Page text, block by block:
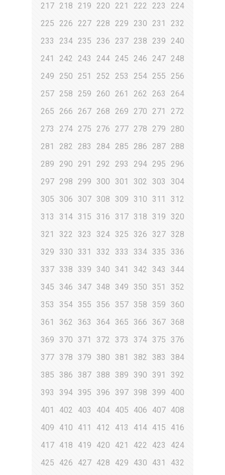
217 218 219 220 221 222 223
224
225
226 227 228 229 230 231
232
233
234 235 236 237 238 239
240
241
242 243 244 245 246 247 248
249
250 251 252 253 254 255
256
257 258 259 260 261 262 263
264
265
266 267 268 269 270 271
272
273
274 275 276 277 278 279
280
281
282 283 284 285 286 287 288
289
290 291 292 293 294 295
296
297 298 299 300 301 302 303
304
305
306 307 308 309 310 311
312
313
314 315 316 317 318 319
320
321
322 323 324 325 326 327 328
329
330 331 332 333 334 335
336
337 338 339 340 341 342 343
344
345
346 347 348 349 350 351
352
353
354 355 356 357 358 359 360
361
362 363 364 365 366 367 368
369
370 371 372 373 374 375 376
377 378 379 380 381 382 383
384
385
386 387 388 389 390 391
392
393
394 395 396 397 398 399
400
401
402 403 404 405 406 407 408
409
410 411 412 413 414 415
416
417 418 419 420 421 422 423
424
425
426 427 428 429 430 431 432